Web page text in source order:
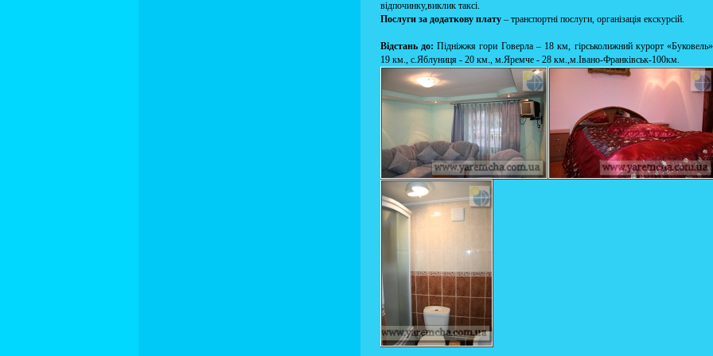
відпочинку,виклик таксі.
Послуги за додаткову плату– транспортні послуги, організація екскурсій.
Відстань до:Підніжжя гори Говерла – 18 км, гірськолижний курорт
19 км., с.Яблуниця - 20 км., м.Яремче - 28 км.,м.Івано-Франківськ-100км.